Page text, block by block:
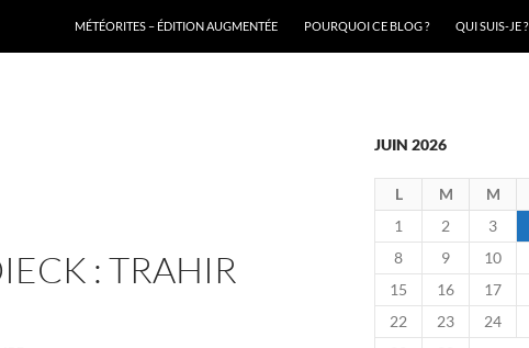
MÉTÉORITES – ÉDITION AUGMENTÉE
POURQUOI CE BLOG ? QUI SUIS-JE ?
: TRAHIR
JUIN 2026
L M M
1
2 3
8
9 10
15
16 17
22
23 24